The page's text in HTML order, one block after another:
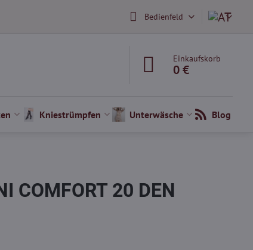
Bedienfeld
Einkaufskorb
0 €
Kniestrümpfen Unterwäsche Blog
COMFORT 20 DEN